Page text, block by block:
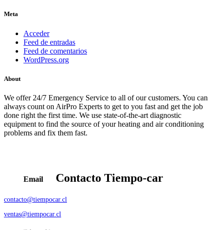
Meta
Acceder
Feed de entradas
Feed de comentarios
WordPress.org
About
We offer 24/7 Emergency Service to all of our customers. You can
always count on AirPro Experts to get to you fast and get the job
done right the first time. We use state-of-the-art diagnostic
equipment to find the source of your heating and air conditioning
problems and fix them fast.
Contacto Tiempo-car
Email
contacto@tiempocar.cl
ventas@tiempocar.cl